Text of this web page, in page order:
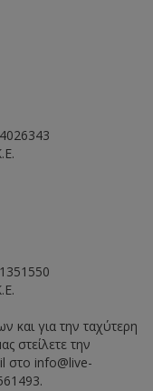
και για την ταχύτερη
στείλετε την
στο info@live-